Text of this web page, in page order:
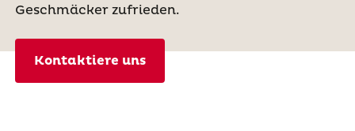
Geschmäcker zufrieden.
Kontaktiere uns